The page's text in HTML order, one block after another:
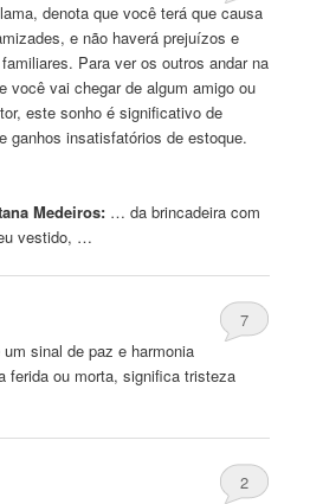
denota que você terá que causa
e não haverá prejuízos e
Para ver os outros andar na
você vai chegar de algum amigo ou
este sonho é significativo de
ganhos insatisfatórios de estoque.
Medeiros: … da brincadeiracom
vestido, …
7
sinal de paz e harmonia
ferida ou morta, significa tristeza
2